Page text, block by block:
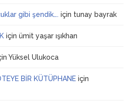
gibi şendik…. için tunay bayrak
için ümit yaşar ışıkhan
Yüksel Ulukoca
BİR KÜTÜPHANE için